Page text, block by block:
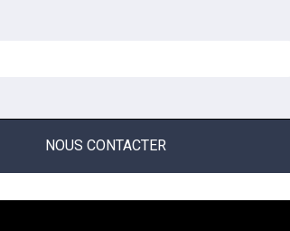
NOUS CONTACTER